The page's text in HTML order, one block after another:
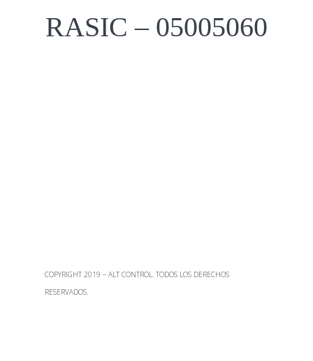
RASIC – 05005060
COPYRIGHT 2019 – ALT CONTROL. TODOS LOS DERECHOS
RESERVADOS.